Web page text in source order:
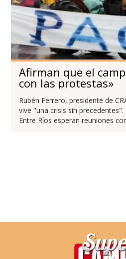
Afirman que el
con las protestas»
Rubén Ferrero, presidente de
vive "una crisis sin
Entre Ríos esperan reuniones